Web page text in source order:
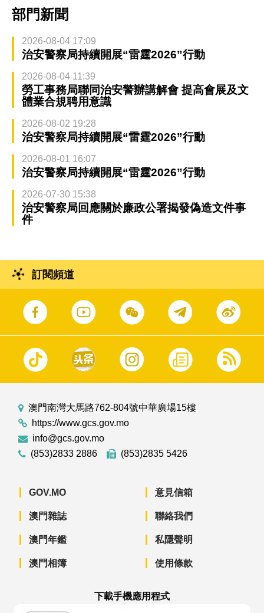
部門新聞
2026-08-04 17:09
治安警察局持續開展“雷霆2026”行動
2026-08-04 11:39
勞工事務局聯同治安警辦講解會 提高會展及文
體業合規聘用意識
2026-08-02 19:28
治安警察局持續開展“雷霆2026”行動
2026-08-01 16:07
治安警察局持續開展“雷霆2026”行動
2026-07-30 15:38
治安警察局回應關於廉政公署揭發偽造文件事
件
訂閱頻道
澳門南灣大馬路762-804號中華廣場15樓
https://www.gcs.gov.mo
info@gcs.gov.mo
(853)2833 2886
(853)2835 5426
GOV.MO
澳門雜誌
澳門年鑑
澳門相簿
意見信箱
聯絡我們
私隱聲明
使用條款
下載手機應用程式